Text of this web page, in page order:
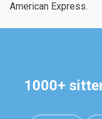
American Express.
1000+